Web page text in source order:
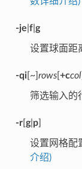
-je f| g
设置球面距
-qi[~] rows[ +ccol][
筛选输入的
-r[ g| p]
设置网格配
介绍)